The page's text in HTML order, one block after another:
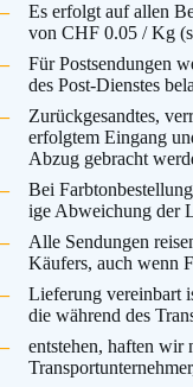
Es erfolgt auf allen
von CHF 0.05 / Kg
Für Postsendungen
des Post-Dienstes
Zurückgesandtes,
erfolgtem Eingang
Abzug gebracht
Bei
ige Abweichung der
Alle Sendungen
Käufers, auch wenn
Lieferung vereinbart
die während des
entstehen, haften wir